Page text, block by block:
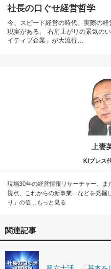
社長の口ぐせ経営哲学
今、スピード経営の時代。実際の
現実がある。 右肩上がりの景気の
イティブ企業」が大流行…
上妻
KIプレス
現場30年の経営情報リサーチャー。
視点、これからの新事業…などを発掘
り」の信…もっと見る
関連記事